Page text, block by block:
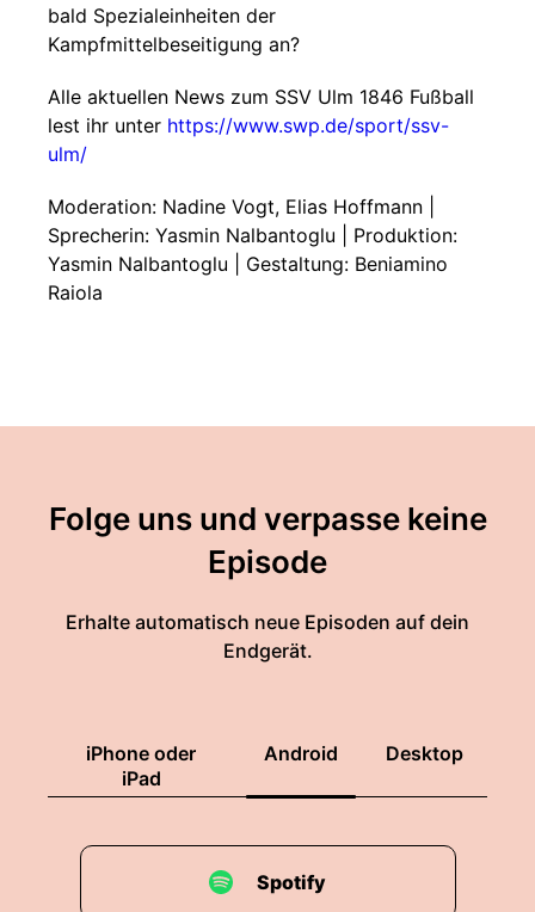
bald Spezialeinheiten der
Kampfmittelbeseitigung an?
Alle aktuellen News zum SSV Ulm 1846 Fußball
lest ihr unter https://www.swp.de/sport/ssv-
ulm/
Moderation: Nadine Vogt, Elias Hoffmann |
Sprecherin: Yasmin Nalbantoglu | Produktion:
Yasmin Nalbantoglu | Gestaltung: Beniamino
Raiola
Folge uns und verpasse keine
Episode
Erhalte automatisch neue Episoden auf dein
Endgerät.
iPhone oder
iPad
Android Desktop
Spotify